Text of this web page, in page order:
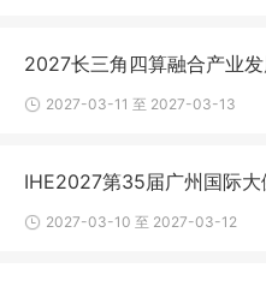
2027长三角四算融合产业
2027-03-11 至 2027-03-13
IHE2027第35届广州国际大
2027-03-10 至 2027-03-12